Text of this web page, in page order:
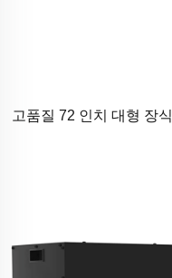
고품질 72 인치 대형 장